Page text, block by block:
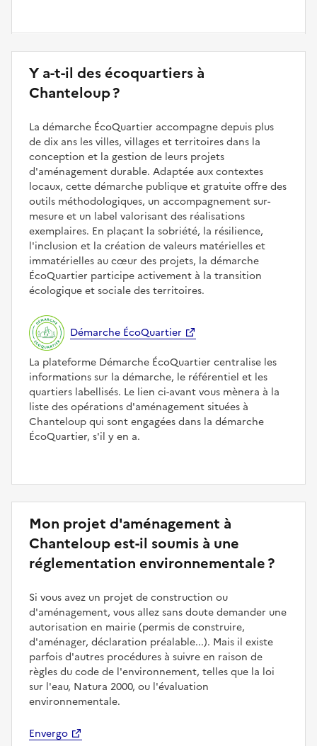
Y a-t-il des écoquartiers à
Chanteloup ?
La démarche ÉcoQuartier accompagne depuis plus
de dix ans les villes, villages et territoires dans la
conception et la gestion de leurs projets
d'aménagement durable. Adaptée aux contextes
locaux, cette démarche publique et gratuite offre des
outils méthodologiques, un accompagnement sur-
mesure et un label valorisant des réalisations
exemplaires. En plaçant la sobriété, la résilience,
l'inclusion et la création de valeurs matérielles et
immatérielles au cœur des projets, la démarche
ÉcoQuartier participe activement à la transition
écologique et sociale des territoires.
Démarche ÉcoQuartier
La plateforme Démarche ÉcoQuartier centralise les
informations sur la démarche, le référentiel et les
quartiers labellisés. Le lien ci-avant vous mènera à la
liste des opérations d'aménagement situées à
Chanteloup qui sont engagées dans la démarche
ÉcoQuartier, s'il y en a.
Mon projet d'aménagement à
Chanteloup est-il soumis à une
réglementation environnementale ?
Si vous avez un projet de construction ou
d'aménagement, vous allez sans doute demander une
autorisation en mairie (permis de construire,
d'aménager, déclaration préalable...). Mais il existe
parfois d'autres procédures à suivre en raison de
règles du code de l'environnement, telles que la loi
sur l'eau, Natura 2000, ou l'évaluation
environnementale.
Envergo